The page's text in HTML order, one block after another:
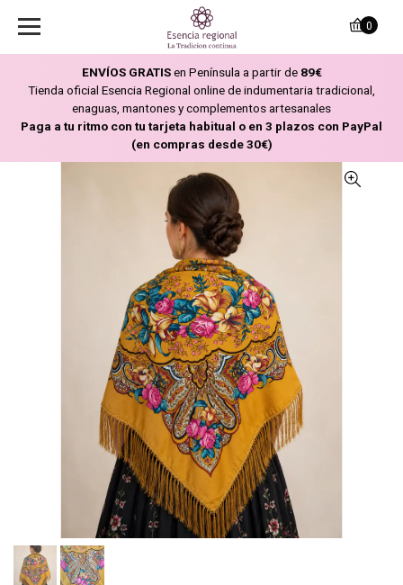
ENVÍOS GRATISen Península a partir de 89€
Tienda oficial Esencia Regional online de indumentaria tradicional,
enaguas, mantones y complementos artesanales
Paga a tu ritmo con tu tarjeta habitual o en 3 plazos con PayPal
(en compras desde 30€)
0